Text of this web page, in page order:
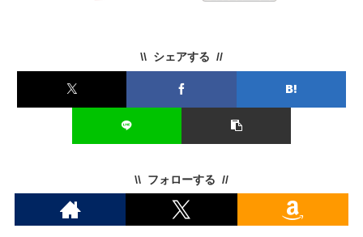
シェアする
フォローする